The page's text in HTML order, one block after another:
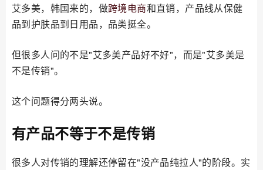
艾多美，韩国来的，做跨境电商和直销，产品线从保健
品到护肤品到日用品，品类挺全。
但很多人问的不是"艾多美产品好不好"，而是"艾多美是
不是传销"。
这个问题得分两头说。
有产品不等于不是传销
很多人对传销的理解还停留在"没产品纯拉人"的阶段。实